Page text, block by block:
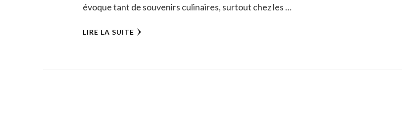
évoque tant de souvenirs culinaires, surtout chez les …
LIRE LA SUITE